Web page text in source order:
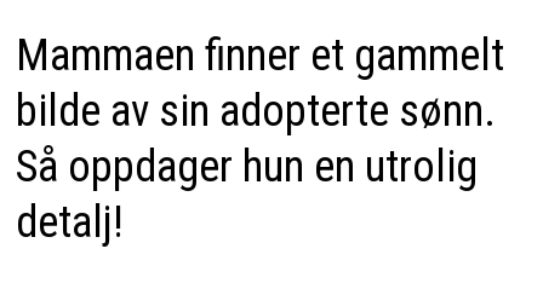
Mammaen finner et gammelt
bilde av sin adopterte sønn.
Så oppdager hun en utrolig
detalj!